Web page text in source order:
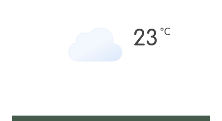
23 °C